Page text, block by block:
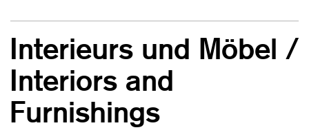
Interieurs und Möbel /
Interiors and
Furnishings